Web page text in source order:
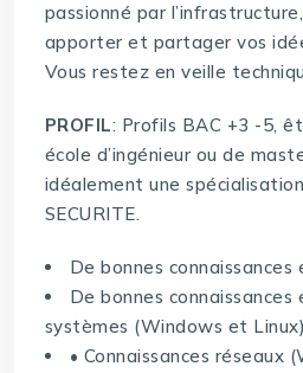
passionné par
apporter et partager vos
Vous restez en veille
PROFIL: Profils BAC +3 -5,
école d’ingénieur ou de
idéalement une
SECURITE.
De bonnes connaissances
De bonnes
systèmes (Windows et Linux)
• Connaissances réseaux